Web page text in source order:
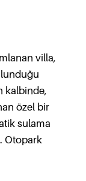
villa,
kalbinde,
özel bir
sulama
Otopark